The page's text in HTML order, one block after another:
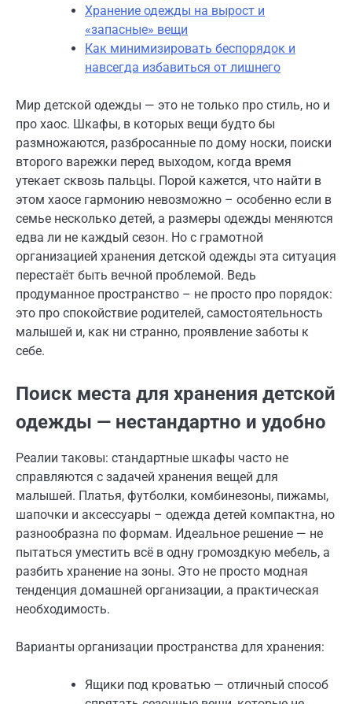
Хранение одежды на вырост и
«запасные» вещи
Как минимизировать беспорядок и
навсегда избавиться от лишнего
Мир детской одежды — это не только про стиль, но и
про хаос. Шкафы, в которых вещи будто бы
размножаются, разбросанные по дому носки, поиски
второго варежки перед выходом, когда время
утекает сквозь пальцы. Порой кажется, что найти в
этом хаосе гармонию невозможно – особенно если в
семье несколько детей, а размеры одежды меняются
едва ли не каждый сезон. Но с грамотной
организацией хранения детской одежды эта ситуация
перестаёт быть вечной проблемой. Ведь
продуманное пространство – не просто про порядок:
это про спокойствие родителей, самостоятельность
малышей и, как ни странно, проявление заботы к
себе.
Поиск места для хранения детской
одежды — нестандартно и удобно
Реалии таковы: стандартные шкафы часто не
справляются с задачей хранения вещей для
малышей. Платья, футболки, комбинезоны, пижамы,
шапочки и аксессуары – одежда детей компактна, но
разнообразна по формам. Идеальное решение — не
пытаться уместить всё в одну громоздкую мебель, а
разбить хранение на зоны. Это не просто модная
тенденция домашней организации, а практическая
необходимость.
Варианты организации пространства для хранения:
Ящики под кроватью — отличный способ